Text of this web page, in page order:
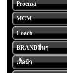
Proenza
MCM
Coach
BRANDอื่นๆ
เสื้อผ้า